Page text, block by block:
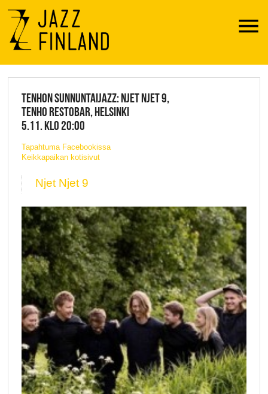
Menu
JAZZ FINLAND LIVE
TENHON SUNNUNTAIJAZZ: NJET NJET 9,
TENHO RESTOBAR, HELSINKI
5.11. KLO 20:00
Tapahtuma Facebookissa
Keikkapaikan kotisivut
Njet Njet 9